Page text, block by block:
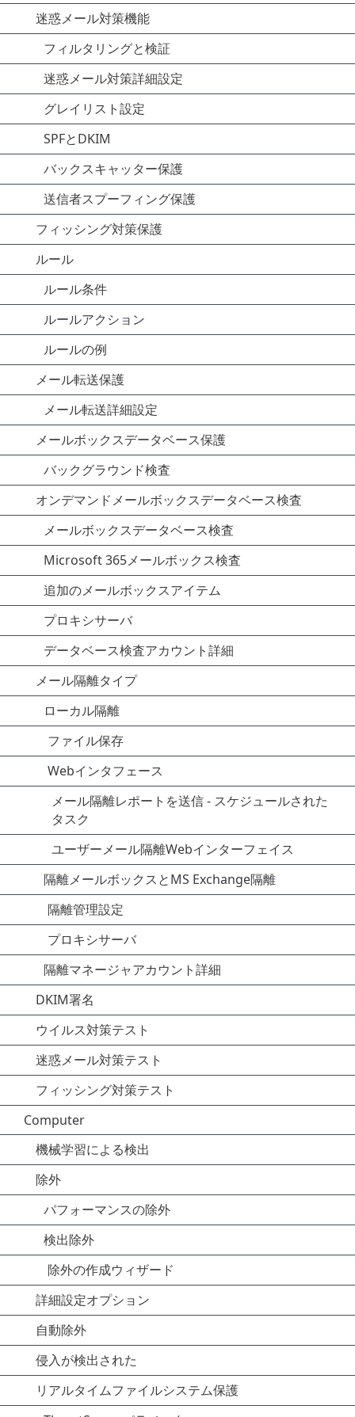
迷惑メール対策機能
フィルタリングと検証
迷惑メール対策詳細設定
グレイリスト設定
SPFとDKIM
バックスキャッター保護
送信者スプーフィング保護
フィッシング対策保護
ルール
ルール条件
ルールアクション
ルールの例
メール転送保護
メール転送詳細設定
メールボックスデータベース保護
バックグラウンド検査
オンデマンドメールボックスデータベース検査
メールボックスデータベース検査
Microsoft 365メールボックス検査
追加のメールボックスアイテム
プロキシサーバ
データベース検査アカウント詳細
メール隔離タイプ
ローカル隔離
ファイル保存
Webインタフェース
メール隔離レポートを送信 - スケジュールされた
タスク
ユーザーメール隔離Webインターフェイス
隔離メールボックスとMS Exchange隔離
隔離管理設定
プロキシサーバ
隔離マネージャアカウント詳細
DKIM署名
ウイルス対策テスト
迷惑メール対策テスト
フィッシング対策テスト
Computer
機械学習による検出
除外
パフォーマンスの除外
検出除外
除外の作成ウィザード
詳細設定オプション
自動除外
侵入が検出された
リアルタイムファイルシステム保護